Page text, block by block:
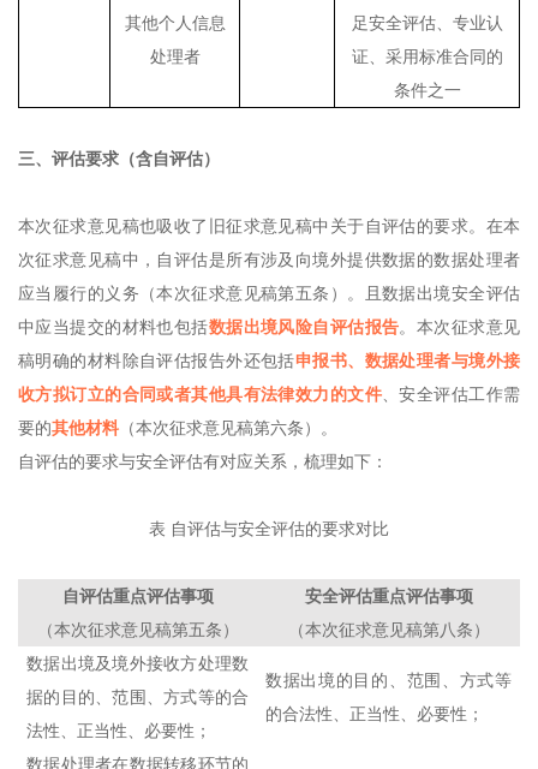
其他个人信息
处理者
足安全评估、专业认
证、采用标准合同的
条件之一
三、评估要求（含自评估）
本次征求意见稿也吸收了旧征求意见稿中关于自评估的要求。在本
次征求意见稿中，自评估是所有涉及向境外提供数据的数据处理者
应当履行的义务（本次征求意见稿第五条）。且数据出境安全评估
中应当提交的材料也包括数据出境风险自评估报告。本次征求意见
稿明确的材料除自评估报告外还包括申报书、数据处理者与境外接
收方拟订立的合同或者其他具有法律效力的文件 、安全评估工作需
要的其他材料 （本次征求意见稿第六条）。
自评估的要求与安全评估有对应关系，梳理如下：
表 自评估与安全评估的要求对比
自评估重点评估事项
（本次征求意见稿第五条）
安全评估重点评估事项
（本次征求意见稿第八条）
数据出境及境外接收方处理数
据的目的、范围、方式等的合
法性、正当性、必要性；
数据出境的目的、范围、方式等
的合法性、正当性、必要性；
数据处理者在数据转移环节的